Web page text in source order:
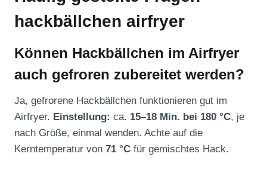
hackbällchen airfryer
Können Hackbällchen im Airfryer
auch gefroren zubereitet werden?
Ja, gefrorene Hackbällchen funktionieren gut im
Airfryer. Einstellung: ca. 15–18 Min. bei 180 °C, je
nach Größe, einmal wenden. Achte auf die
Kerntemperatur von 71 °C für gemischtes Hack.